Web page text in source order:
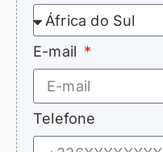
E-mail
Telefone